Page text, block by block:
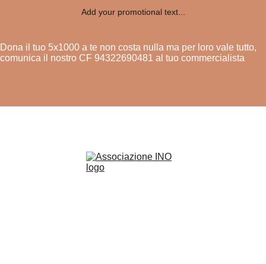
Add your promotional text...
Dona il tuo 5x1000 a te non costa nulla ma per loro vale tutto,
comunica il nostro CF 94322690481 al tuo commercialista